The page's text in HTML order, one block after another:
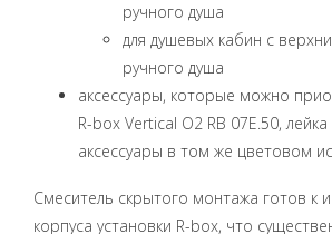
ручного душа
для душевых кабин с
ручного душа
аксессуары, которые можно
R-box Vertical O2 RB 07E.50, лейка
аксессуары в том же цветовом
Смеситель скрытого монтажа готов к
корпуса установки R-box, что